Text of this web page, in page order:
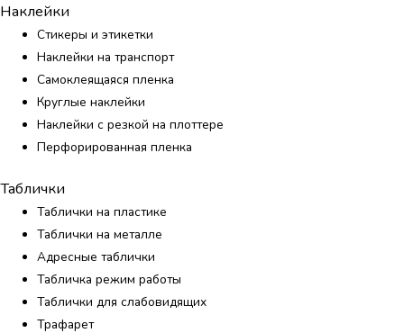
Наклейки
Стикеры и этикетки
Наклейки на транспорт
Самоклеящаяся пленка
Круглые наклейки
Наклейки с резкой на плоттере
Перфорированная пленка
Таблички
Таблички на пластике
Таблички на металле
Адресные таблички
Табличка режим работы
Таблички для слабовидящих
Трафарет